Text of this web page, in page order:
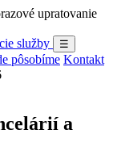
upratovanie
služby
☰
pôsobíme Kontakt
a